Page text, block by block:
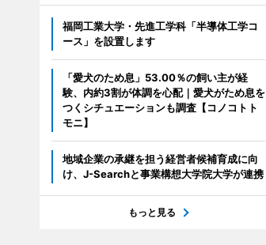
福岡工業大学・先進工学科「半導体工学コ
ース」を設置します
「愛犬のため息」53.00％の飼い主が経
験、内約3割が体調を心配｜愛犬がため息を
つくシチュエーションも調査【コノコトト
モニ】
地域企業の承継を担う経営者候補育成に向
け、J-Searchと事業構想大学院大学が連携
もっと見る